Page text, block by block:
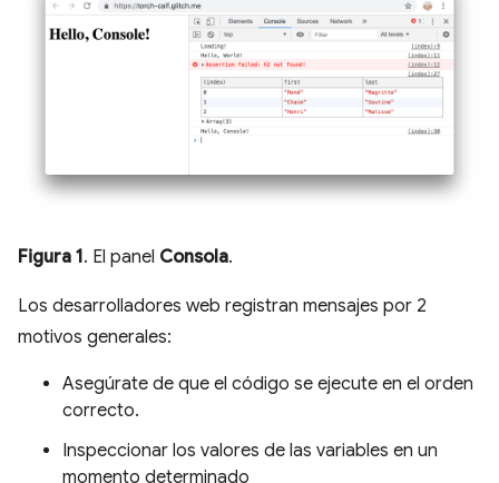
Figura 1. El panel Consola.
Los desarrolladores web registran mensajes por 2
motivos generales:
Asegúrate de que el código se ejecute en el orden
correcto.
Inspeccionar los valores de las variables en un
momento determinado